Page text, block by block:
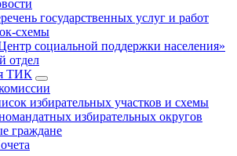
государственных услуг и работ
схемы
социальной поддержки населения»
отдел
ТИК
избирательных участков и схемы
избирательных округов
граждане